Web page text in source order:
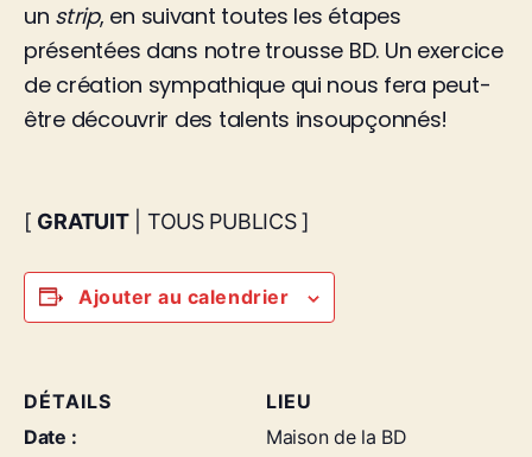
un strip, en suivant toutes les étapes
présentées dans notre trousse BD. Un exercice
de création sympathique qui nous fera peut-
être découvrir des talents insoupçonnés!
[ GRATUIT| TOUS PUBLICS ]
Ajouter au calendrier
DÉTAILS
Date :
LIEU
Maison de la BD